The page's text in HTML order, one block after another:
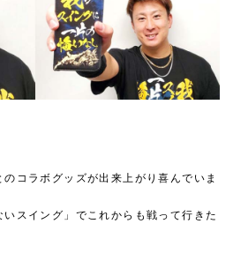
コラボグッズが出来上がり喜んでいま
スイング」でこれからも戦って行きた